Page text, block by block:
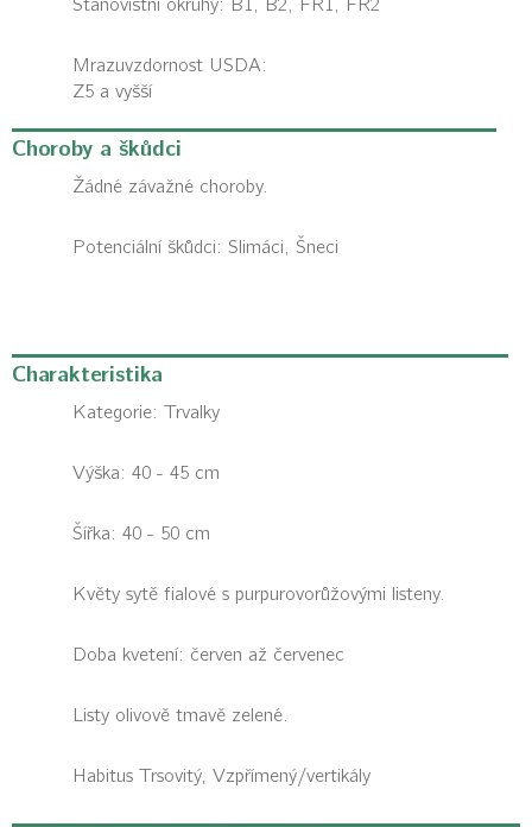
Stanovištní okruhy: B1, B2, FR1, FR2
Mrazuvzdornost USDA:
Z5 a vyšší
Choroby a škůdci
Žádné závažné choroby.
Potenciální škůdci: Slimáci, Šneci
Charakteristika
Kategorie: Trvalky
Výška: 40 - 45 cm
Šířka: 40 - 50 cm
Květy sytě fialové s purpurovorůžovými listeny.
Doba kvetení: červen až červenec
Listy olivově tmavě zelené.
Habitus Trsovitý, Vzpřímený/vertikály